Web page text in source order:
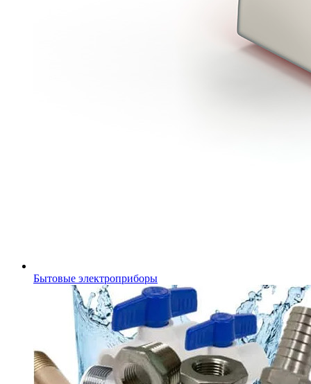
Бытовые электроприборы